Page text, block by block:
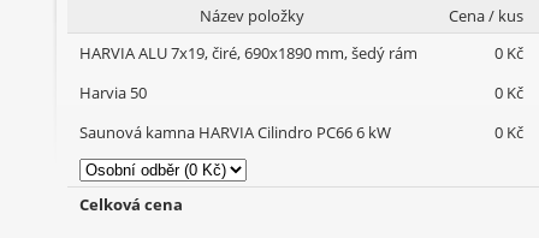
Název položky
Cena / kus
HARVIA ALU 7x19, čiré, 690x1890 mm, šedý rám
0 Kč
Harvia 50
0 Kč
Saunová kamna HARVIA Cilindro PC66 6 kW
0 Kč
Celková cena